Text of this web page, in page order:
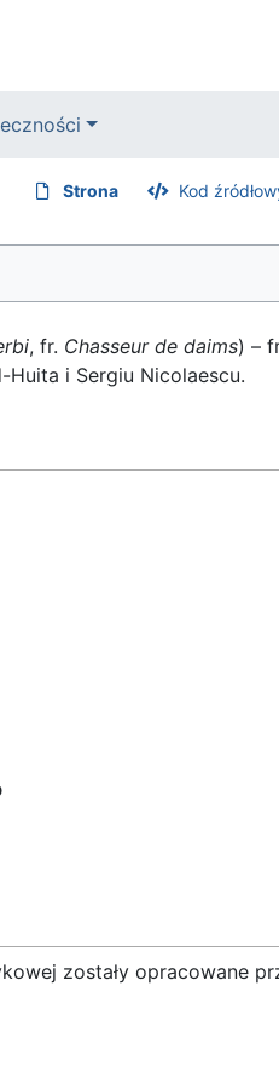
Strona Kod
, fr. Chasseur de daims) –
i Sergiu Nicolaescu.
zostały opracowane